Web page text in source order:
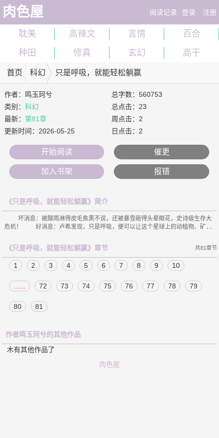
肉色屋 阅读记录 登录 注册
耽美 高辣文 言情
百合
种田
修真 玄幻 高干
首页 科幻 只是呼吸，就能轻松躺赢
作者： 鸣玉珂兮
类别：科幻
最新： 第81章
更新时间： 2026-05-25
总字数：560753
总点击：23
周点击：2
日点击：2
开始阅读 催更
加入书架 报错
《只是呼吸，就能轻松躺赢》简介
    坏消息：被酸雨淋得皮毛焦黑不说，还被暴雪砸得头晕眼花，史诗级生存大
《只是呼吸，就能轻松躺赢》章节 共81章节
1 2 3 4 5 6 7 8 9 10
72 73 74 75 76 77 78 79
80 81
作者鸣玉珂兮的其他作品
木有其他作品了
肉色屋